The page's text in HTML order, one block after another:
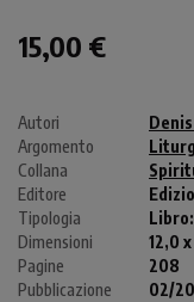
15,00 €
Autori
Argomento
Collana
Editore
Tipologia
Libro:
Dimensioni
12,0
Pagine
208
Pubblicazione
02/